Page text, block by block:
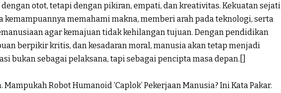
otot, tetapi dengan pikiran, empati, dan kreativitas. Kekuatan sejati
kemampuannya memahami makna, memberi arah pada teknologi, serta
agar kemajuan tidak kehilangan tujuan. Dengan pendidikan
berpikir kritis, dan kesadaran moral, manusia akan tetap menjadi
bukan sebagai pelaksana, tapi sebagai pencipta masa depan.[]
Robot Humanoid ‘Caplok’ Pekerjaan Manusia? Ini Kata Pakar.